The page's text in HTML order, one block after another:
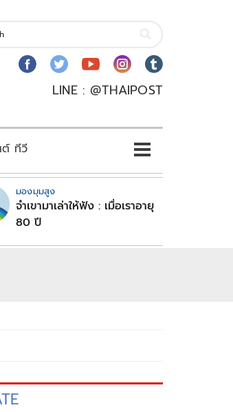
LINE : @THAIPOST
ต์ ทีวี
มองมุมสูง
จำเขามาเล่าให้ฟัง : เมื่อเราอายุ
80 ปี